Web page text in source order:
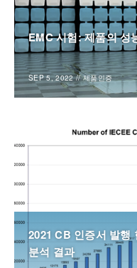
EMC 시험: 제품의 성
SEP 5, 2022 //제품인증
2021 CB 인증서 발행
분석 결과